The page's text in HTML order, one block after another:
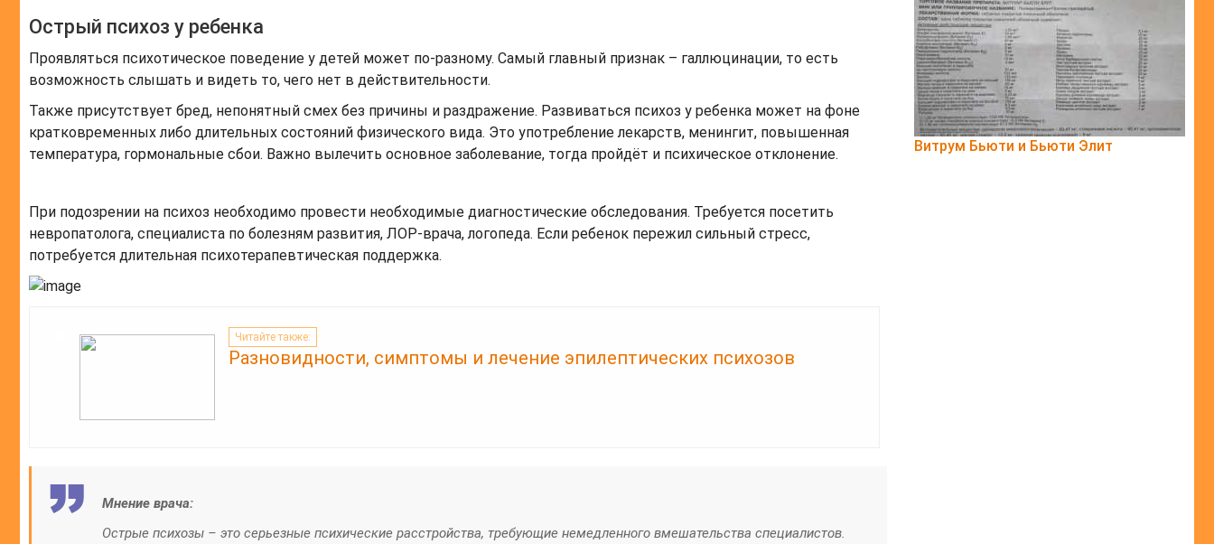
Острый психоз у ребенка
Проявляться психотическое поведение у детей может по-разному. Самый главный признак – галлюцинации, то есть
возможность слышать и видеть то, чего нет в действительности.
Также присутствует бред, непонятный смех без причины и раздражение. Развиваться психоз у ребенка может на фоне
кратковременных либо длительных состояний физического вида. Это употребление лекарств, менингит, повышенная
температура, гормональные сбои. Важно вылечить основное заболевание, тогда пройдёт и психическое отклонение.
При подозрении на психоз необходимо провести необходимые диагностические обследования. Требуется посетить
невропатолога, специалиста по болезням развития, ЛОР-врача, логопеда. Если ребенок пережил сильный стресс,
потребуется длительная психотерапевтическая поддержка.
Читайте также:
Разновидности, симптомы и лечение эпилептических психозов
Мнение врача:
Острые психозы – это серьезные психические расстройства, требующие немедленного вмешательства специалистов.
Витрум Бьюти и Бьюти Элит